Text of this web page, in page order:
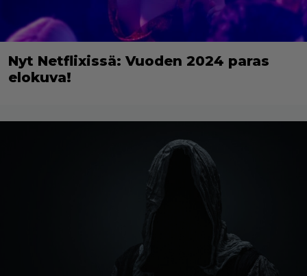
Nyt Netflixissä: Vuoden 2024 paras
elokuva!